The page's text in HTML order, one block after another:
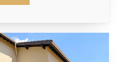
séduit par sa
dégagée et une cuisine
avec piano de
de deux